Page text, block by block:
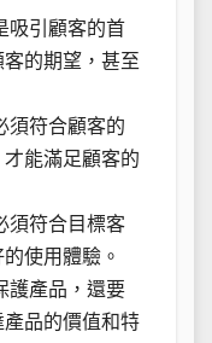
吸引顧客的首
的期望，甚至
須符合顧客的
能滿足顧客的
須符合目標客
使用體驗。
護產品，還要
品的價值和特